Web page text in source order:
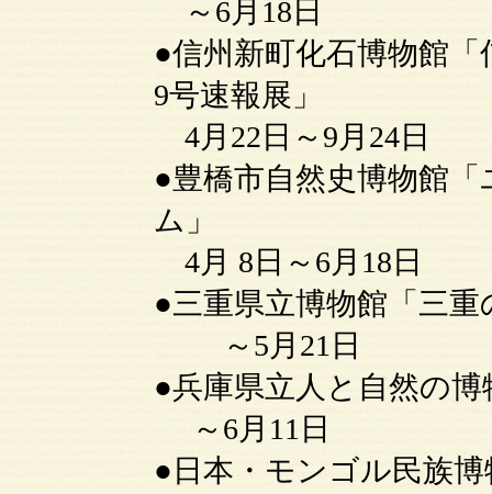
～6月18日
●信州新町化石博物館
9号速報展」
4月22日～9月24日
●豊橋市自然史博物館
ム」
4月 8日～6月18日
●三重県立博物館「三
～5月21日
●兵庫県立人と自然の
～6月11日
●日本・モンゴル民族